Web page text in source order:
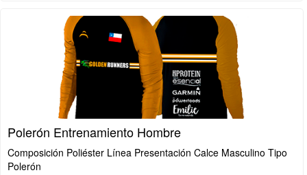
Polerón Entrenamiento Hombre
Composición Poliéster Línea Presentación Calce Masculino Tipo
Polerón